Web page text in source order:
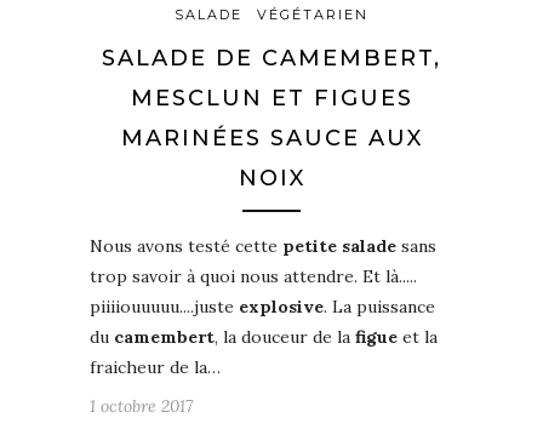
SALADE
VÉGÉTARIEN
SALADE DE CAMEMBERT,
MESCLUN ET FIGUES
MARINÉES SAUCE AUX
NOIX
Nous avons testé cette petite salade sans
trop savoir à quoi nous attendre. Et là.....
piiiiouuuuu....juste explosive. La puissance
du camembert, la douceur de la figue et la
fraicheur de la…
1 octobre 2017